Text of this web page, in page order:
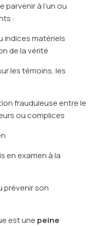
parvenir à l’un ou
:
matériels
de la vérité
les témoins, les
frauduleuse entre le
ou complices
en examen à la
son
est une peine